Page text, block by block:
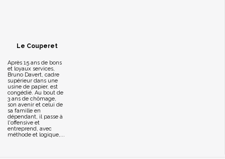
Le Couperet
Après 15 ans de bons
et loyaux services,
Bruno Davert, cadre
supérieur dans une
usine de papier, est
congédié. Au bout de
3 ans de chômage,
son avenir et celui de
sa famille en
dépendant, il passe à
l'offensive et
entreprend, avec
méthode et logique,...